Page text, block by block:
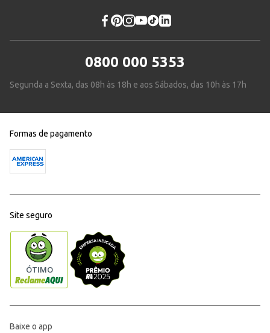
0800 000 5353
Segunda a Sexta, das 08h às 18h e aos Sábados, das 10h às 17h
Formas de pagamento
Site seguro
Baixe o app